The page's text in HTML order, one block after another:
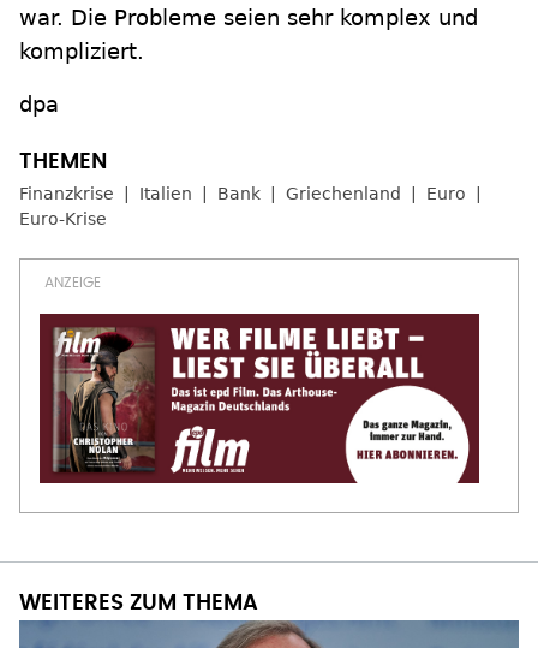
war. Die Probleme seien sehr komplex und
kompliziert.
dpa
Finanzkrise Italien Bank Griechenland
Euro
Euro-Krise